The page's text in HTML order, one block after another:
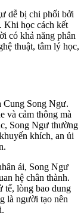
dễ bị chi phối bởi
Khi học cách kết
có khả năng phân
thuật, tâm lý học,
Cung Song Ngư.
và cảm thông mà
Song Ngư thường
khích, an ủi
ái, Song Ngư
hệ chân thành.
tế, lòng bao dung
là người tạo nên